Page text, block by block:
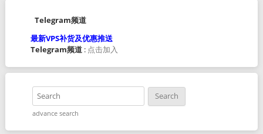
Telegram频道
最新VPS补货及优惠推送
Telegram频道: 点击加入
advance search